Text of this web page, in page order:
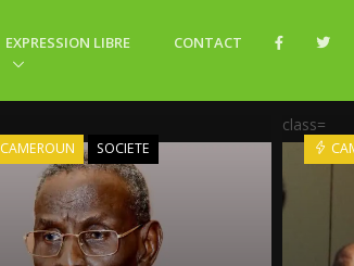
EXPRESSION LIBRE CONTACT
CAMEROUN SOCIETE
class=